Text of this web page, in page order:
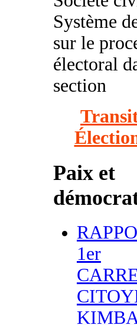
Système
sur le
électoral
section
Paix et
1er